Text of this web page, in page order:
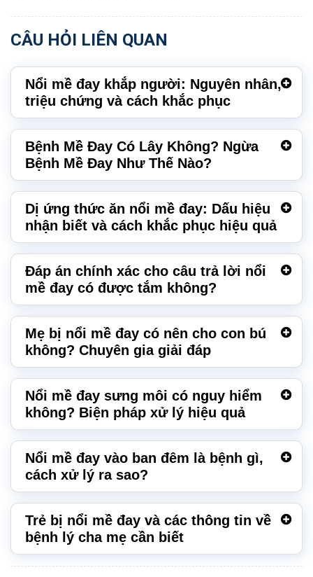
CÂU HỎI LIÊN QUAN
Nổi mề đay khắp người: Nguyên nhân,
triệu chứng và cách khắc phục
Bệnh Mề Đay Có Lây Không? Ngừa
Bệnh Mề Đay Như Thế Nào?
Dị ứng thức ăn nổi mề đay: Dấu hiệu
nhận biết và cách khắc phục hiệu quả
Đáp án chính xác cho câu trả lời nổi
mề đay có được tắm không?
Mẹ bị nổi mề đay có nên cho con bú
không? Chuyên gia giải đáp
Nổi mề đay sưng môi có nguy hiểm
không? Biện pháp xử lý hiệu quả
Nổi mề đay vào ban đêm là bệnh gì,
cách xử lý ra sao?
Trẻ bị nổi mề đay và các thông tin về
bệnh lý cha mẹ cần biết